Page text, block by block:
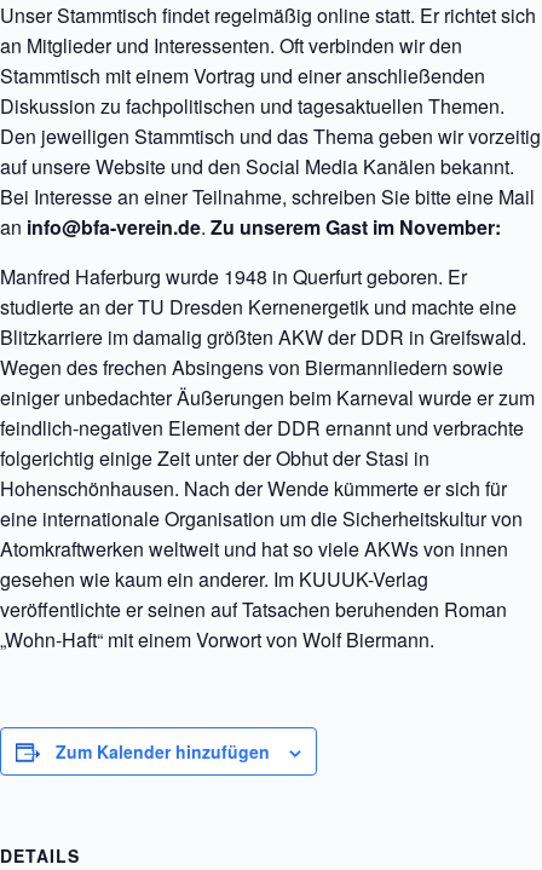
Unser Stammtisch findet regelmäßig online statt. Er richtet sich
an Mitglieder und Interessenten. Oft verbinden wir den
Stammtisch mit einem Vortrag und einer anschließenden
Diskussion zu fachpolitischen und tagesaktuellen Themen.
Den jeweiligen Stammtisch und das Thema geben wir vorzeitig
auf unsere Website und den Social Media Kanälen bekannt.
Bei Interesse an einer Teilnahme, schreiben Sie bitte eine Mail
an info@bfa-verein.de. Zu unserem Gast im November:
Manfred Haferburg wurde 1948 in Querfurt geboren. Er
studierte an der TU Dresden Kernenergetik und machte eine
Blitzkarriere im damalig größten AKW der DDR in Greifswald.
Wegen des frechen Absingens von Biermannliedern sowie
einiger unbedachter Äußerungen beim Karneval wurde er zum
feindlich-negativen Element der DDR ernannt und verbrachte
folgerichtig einige Zeit unter der Obhut der Stasi in
Hohenschönhausen. Nach der Wende kümmerte er sich für
eine internationale Organisation um die Sicherheitskultur von
Atomkraftwerken weltweit und hat so viele AKWs von innen
gesehen wie kaum ein anderer. Im KUUUK-Verlag
veröffentlichte er seinen auf Tatsachen beruhenden Roman
„Wohn-Haft“ mit einem Vorwort von Wolf Biermann.
Zum Kalender hinzufügen
DETAILS